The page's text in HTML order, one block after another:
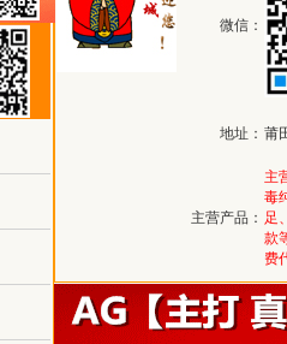
微信：
地址： 莆
主营产品：
主
毒
足
款
费